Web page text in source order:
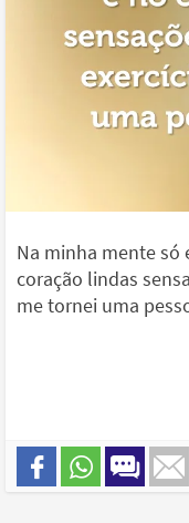
Na minha mente só
coração lindas
me tornei uma